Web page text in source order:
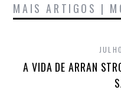
MAIS ARTIGOS |
A VIDA DE ARRAN